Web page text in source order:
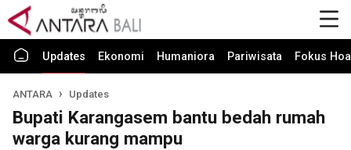
Updates Ekonomi Humaniora Pariwisata Fokus
ANTARA Updates
Bupati Karangasem bantu bedah rumah
warga kurang mampu